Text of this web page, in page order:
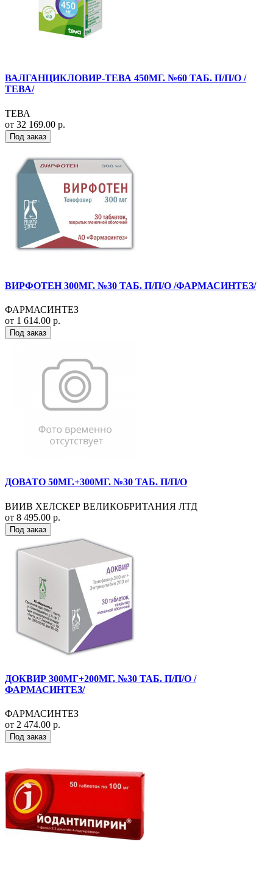
ВАЛГАНЦИКЛОВИР-ТЕВА 450МГ. №60 ТАБ. П/П/О /
ТЕВА/
ТЕВА
от 32 169.00 р.
Под заказ
ВИРФОТЕН 300МГ. №30 ТАБ. П/П/О /ФАРМАСИНТЕЗ/
ФАРМАСИНТЕЗ
от 1 614.00 р.
Под заказ
ДОВАТО 50МГ.+300МГ. №30 ТАБ. П/П/О
ВИИВ ХЕЛСКЕР ВЕЛИКОБРИТАНИЯ ЛТД
от 8 495.00 р.
Под заказ
ДОКВИР 300МГ+200МГ. №30 ТАБ. П/П/О /
ФАРМАСИНТЕЗ/
ФАРМАСИНТЕЗ
от 2 474.00 р.
Под заказ